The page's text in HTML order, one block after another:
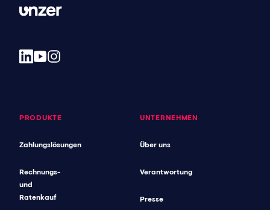
PRODUKTE
Zahlungslösungen
Rechnungs-
und
Ratenkauf
UNTERNEHMEN
Über uns
Verantwortung
Presse